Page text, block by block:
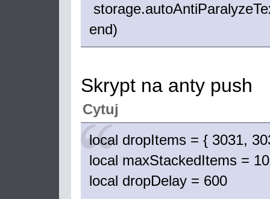
end)
Skrypt na anty push
Cytuj
local dropItems = { 3031,
local maxStackedItems = 10
local dropDelay = 600